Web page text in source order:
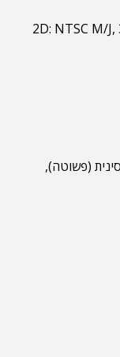
סינית (פשוטה),